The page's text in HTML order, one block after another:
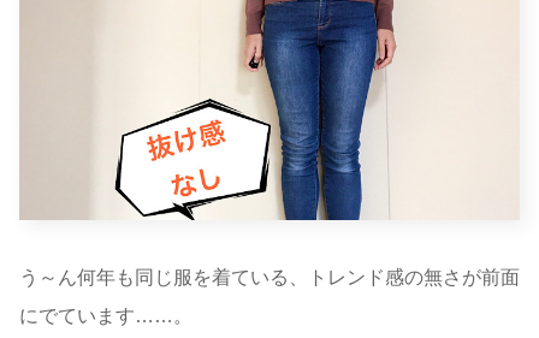
う～ん何年も同じ服を着ている、トレンド感の無さが前面
にでています……。